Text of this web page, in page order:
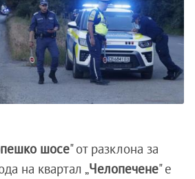
шосе" от разклона за
на квартал „Челопечене" е